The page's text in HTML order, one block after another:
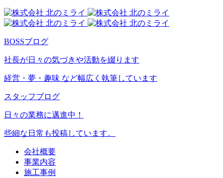
BOSSブログ
社長が日々の気づきや活動を綴ります
経営・夢・趣味 など幅広く執筆しています
スタッフブログ
日々の業務に邁進中！
些細な日常も投稿しています。
会社概要
事業内容
施工事例